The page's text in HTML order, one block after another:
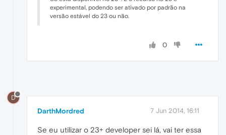
experimental, podendo ser ativado por padrão na
versão estável do 23 ou não.
0
D
DarthMordred 7 Jun 2014, 16:11
Se eu utilizar o 23+ developer sei lá, vai ter essa